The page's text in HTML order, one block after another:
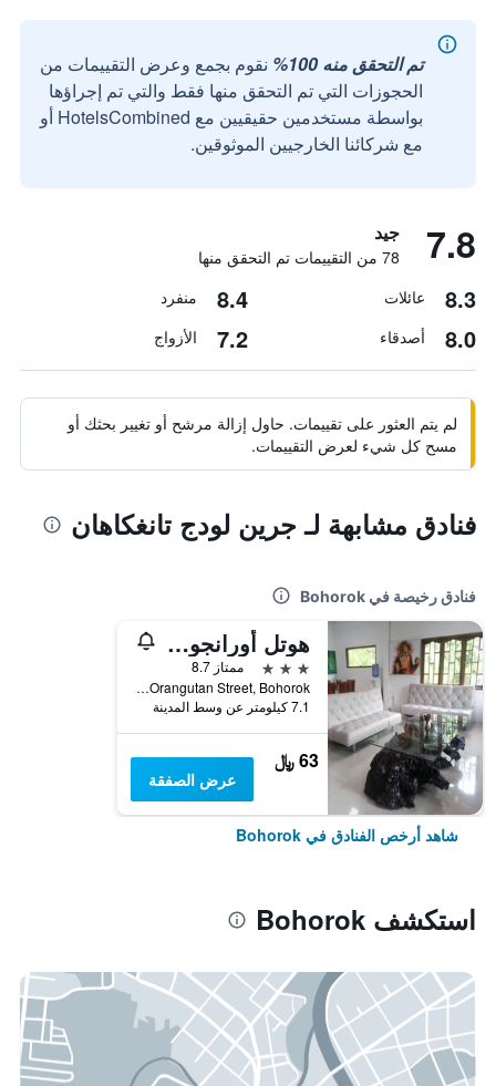
تم التحقق منه 100%
نقوم بجمع وعرض التقييمات من
الحجوزات التي تم التحقق منها فقط والتي تم إجراؤها
بواسطة مستخدمين حقيقيين مع HotelsCombined أو
مع شركائنا الخارجيين الموثوقين.
7.8 جيد
78 من التقييمات تم التحقق منها
8.3 عائلات 8.4 منفرد
8.0 أصدقاء 7.2 الأزواج
لم يتم العثور على تقييمات. حاول إزالة مرشح أو تغيير بحثك أو
مسح كل شيء لعرض التقييمات.
فنادق مشابهة لـ جرين لودج تانغكاهان
فنادق رخيصة في Bohorok
هوتل أورانجوتان
3 نجوم
ممتاز 8.7
Orangutan Street, Bohorok, إندونيسيا
7.1 كيلومتر عن وسط المدينة
63 ﷼
عرض الصفقة
شاهد أرخص الفنادق في Bohorok
استكشف Bohorok